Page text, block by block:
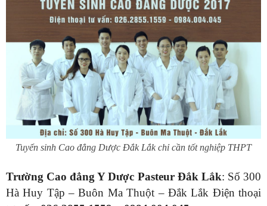
Tuyển sinh Cao đẳng Dược Đắk Lắk chỉ cần tốt nghiệp THPT
Trường Cao đẳng Y Dược Pasteur Đắk Lắk: Số 300
Hà Huy Tập – Buôn Ma Thuột – Đắk Lắk Điện thoại